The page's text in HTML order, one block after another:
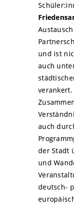
und ist
auch
auch
der Stadt
und
deutsch-